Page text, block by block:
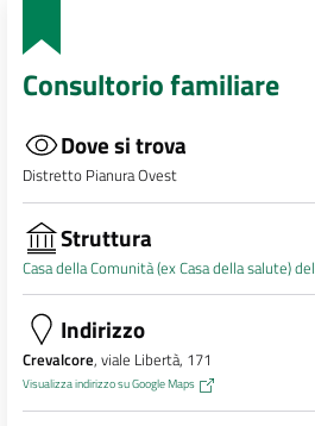
Consultorio familiare
Dove si trova
Distretto Pianura Ovest
Struttura
Casa della Comunità (ex Casa della salute)
Indirizzo
Crevalcore, viale Libertà, 171
Visualizza indirizzo su Google Maps